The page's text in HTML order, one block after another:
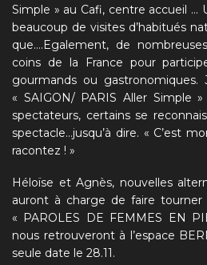
Simple » au Cafi, centre accueil …
beaucoup de visites d’habitués
que….Egalement, de
coins de la France pour
gourmands ou
« SAIGON/ PARIS Aller Simple
spectateurs, certains se
spectacle…jusqu’à dire. « C’est
racontez ! »
Héloïse et Agnès, nouvelles
auront à charge de faire
« PAROLES DE FEMMES EN
nous retrouveront à l’espace
seule date le 28.11.